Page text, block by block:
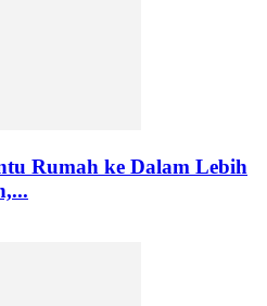
Rumah ke Dalam Lebih